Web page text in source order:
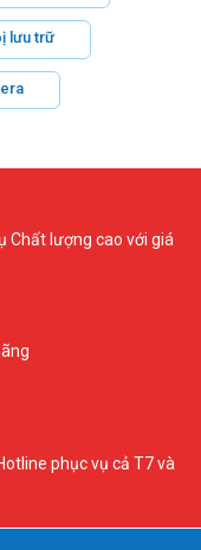
lưu trữ
Chất lượng cao với giá
phục vụ cả T7 và